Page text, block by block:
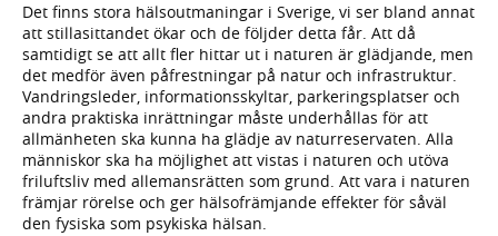
Det finns stora hälsoutmaningar i Sverige, vi ser bland annat
att stillasittandet ökar och de följder detta får. Att då
samtidigt se att allt fler hittar ut i naturen är glädjande, men
det medför även påfrestningar på natur och infrastruktur.
Vandringsleder, informationsskyltar, parkeringsplatser och
andra praktiska inrättningar måste underhållas för att
allmänheten ska kunna ha glädje av naturreservaten. Alla
människor ska ha möjlighet att vistas i naturen och utöva
friluftsliv med allemansrätten som grund. Att vara i naturen
främjar rörelse och ger hälsofrämjande effekter för såväl
den fysiska som psykiska hälsan.